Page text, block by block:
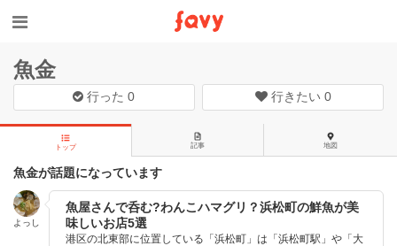
魚金
行った0 行きたい 0
トップ 記事 地図
魚金が話題になっています
よっし
魚屋さんで呑む?わんこハマグリ？浜松町の鮮魚が美
味しいお店5選
港区の北東部に位置している「浜松町」は「浜松町駅」や「大